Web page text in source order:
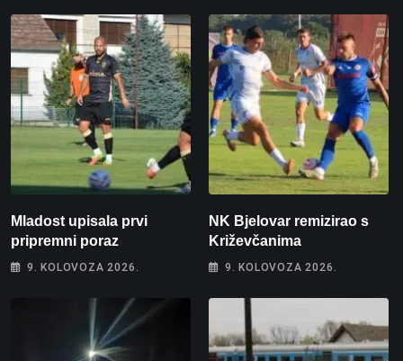
Mladost upisala prvi
pripremni poraz
9. KOLOVOZA 2026.
NK Bjelovar remizirao s
Križevčanima
9. KOLOVOZA 2026.